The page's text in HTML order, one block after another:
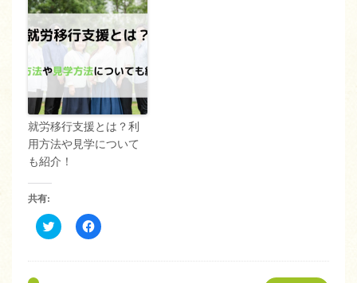
就労移行支援とは？利
用方法や見学について
も紹介！
共有:
ク
リ
し
Facebook
で
す